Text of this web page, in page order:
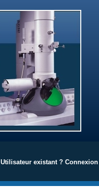
Utilisateur existant ? Connexion